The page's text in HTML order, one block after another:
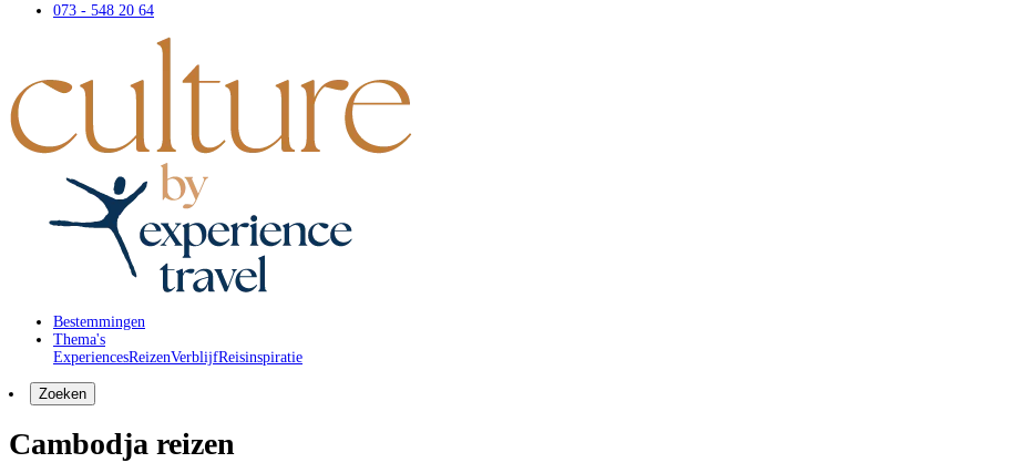
073 - 548 20 64
Bestemmingen
Thema's
ExperiencesReizenVerblijfReisinspiratie
Zoeken
Cambodja reizen